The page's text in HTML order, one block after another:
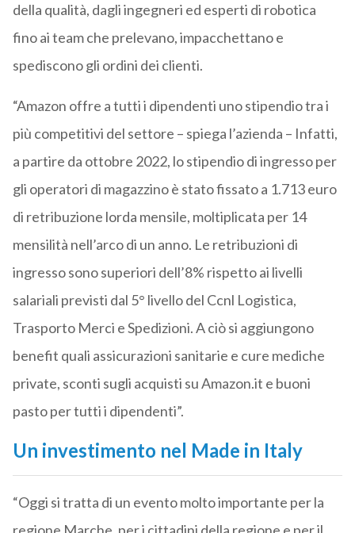
della qualità, dagli ingegneri ed esperti di robotica
fino ai team che prelevano, impacchettano e
spediscono gli ordini dei clienti.
“Amazon offre a tutti i dipendenti uno stipendio tra i
più competitivi del settore – spiega l’azienda – Infatti,
a partire da ottobre 2022, lo stipendio di ingresso per
gli operatori di magazzino è stato fissato a 1.713 euro
di retribuzione lorda mensile, moltiplicata per 14
mensilità nell’arco di un anno. Le retribuzioni di
ingresso sono superiori dell’8% rispetto ai livelli
salariali previsti dal 5° livello del Ccnl Logistica,
Trasporto Merci e Spedizioni. A ciò si aggiungono
benefit quali assicurazioni sanitarie e cure mediche
private, sconti sugli acquisti su Amazon.it e buoni
pasto per tutti i dipendenti”.
Un investimento nel Made in Italy
“Oggi si tratta di un evento molto importante per la